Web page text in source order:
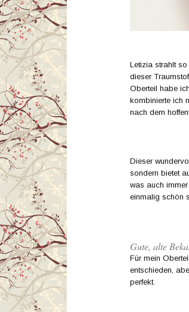
Letizia strahlt
dieser
Oberteil habe
kombinierte ich
nach dem
Dieser
sondern bietet
was auch
einmalig schön
Gute, alte
Für mein
entschieden,
perfekt.